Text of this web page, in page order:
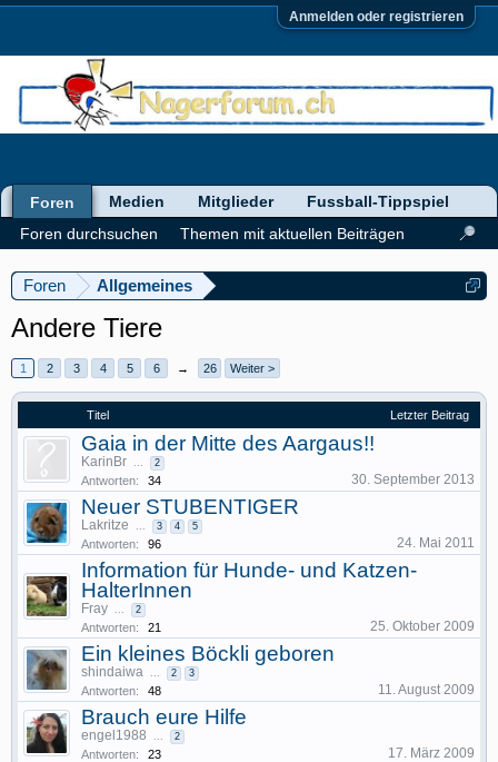
Anmelden oder registrieren
Foren Allgemeines
Andere Tiere
1 2 3 4 5 6 → 26 Weiter >
Titel Letzter Beitrag
Gaia in der Mitte des Aargaus!!
KarinBr ... 2
Antworten: 34 30. September 2013
Neuer STUBENTIGER
Lakritze ... 3 4 5
Antworten: 96 24. Mai 2011
Information für Hunde- und Katzen-
HalterInnen
Fray ... 2
Antworten: 21 25. Oktober 2009
Ein kleines Böckli geboren
shindaiwa ... 2 3
Antworten: 48 11. August 2009
Brauch eure Hilfe
engel1988 ... 2
Antworten: 23 17. März 2009
Foren
Foren durchsuchen
Themen mit aktuellen Beiträgen
Medien Mitglieder Fussball-Tippspiel